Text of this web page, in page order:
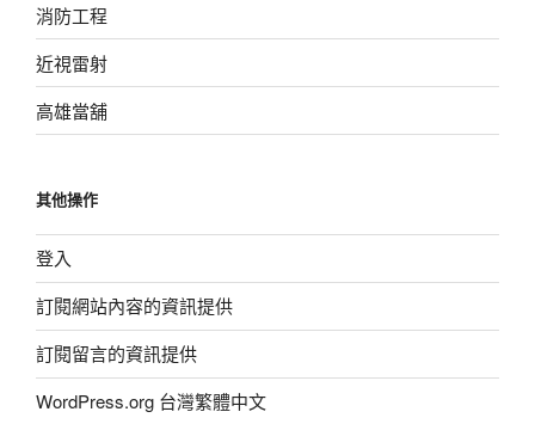
消防工程
近視雷射
高雄當舖
其他操作
登入
訂閱網站內容的資訊提供
訂閱留言的資訊提供
WordPress.org 台灣繁體中文